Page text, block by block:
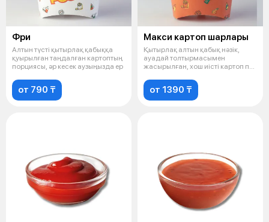
Фри
Алтын түсті қытырлақ қабыққа
қуырылған таңдалған картоптың
порциясы, әр кесек аузыңызда ер
от 790 ₸
Макси картоп шарлары
Қытырлақ алтын қабық нәзік,
ауадай толтырмасымен
жасырылған, хош иісті картоп пен
от 1390 ₸